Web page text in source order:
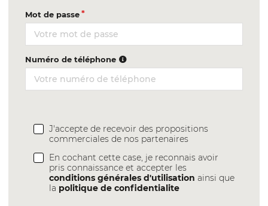
Mot de passe
Numéro de téléphone
J'accepte de recevoir des propositions
commerciales de nos partenaires
En cochant cette case, je reconnais avoir
pris connaissance et accepter les
conditions générales d'utilisation ainsi que
la politique de confidentialite